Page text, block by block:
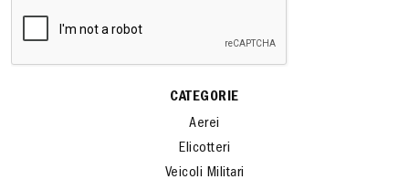
CATEGORIE
Aerei
Elicotteri
Veicoli Militari